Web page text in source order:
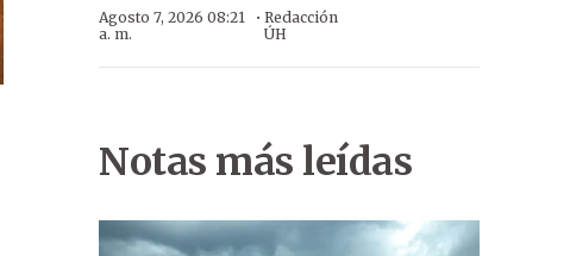
Agosto 7, 2026 08:21
a. m.
·Redacción
ÚH
Notas más leídas